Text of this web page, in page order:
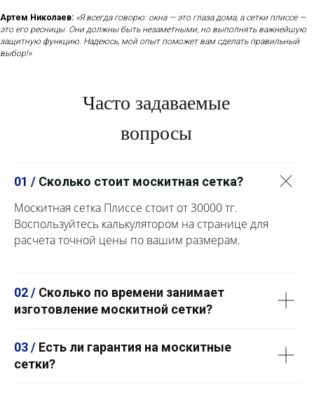
Артем Николаев: «Я всегда говорю: окна — это глаза дома, а сетки плиссе —
это его ресницы. Они должны быть незаметными, но выполнять важнейшую
защитную функцию. Надеюсь, мой опыт поможет вам сделать правильный
выбор!»
Часто задаваемые
вопросы
01 / Сколько стоит москитная сетка?
Москитная сетка Плиссе стоит от 30000 тг.
Воспользуйтесь калькулятором на странице для
расчета точной цены по вашим размерам.
02 / Сколько по времени занимает
изготовление москитной сетки?
03 / Есть ли гарантия на москитные
сетки?